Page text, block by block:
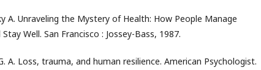
A. Unraveling the Mystery of Health: How People Manage
Well. San Francisco : Jossey-Bass, 1987.
A. Loss, trauma, and human resilience. American Psychologist.